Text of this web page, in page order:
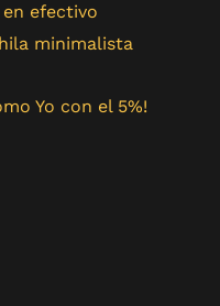
efectivo
minimalista
Yo con el 5%!